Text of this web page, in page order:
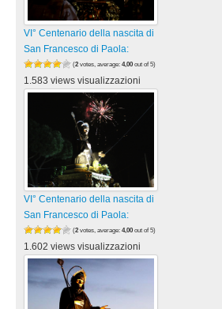
VI° Centenario della nascita di
San Francesco di Paola:
(2 votes, average: 4,00 out of 5)
1.583 views visualizzazioni
VI° Centenario della nascita di
San Francesco di Paola:
(2 votes, average: 4,00 out of 5)
1.602 views visualizzazioni